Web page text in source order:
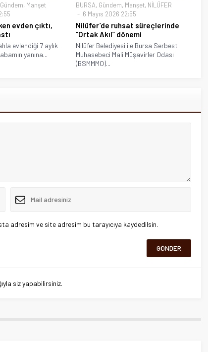
Gündem, Manşet
evden çıktı,
evlendiği 7 aylık
yanına...
BURSA, Gündem, Manşet, NİLÜFER
6 Mayıs 2026 22:55
Nilüfer’de ruhsat süreçlerinde
“Ortak Akıl” dönemi
Nilüfer Belediyesi ile Bursa Serbest
Muhasebeci Mali Müşavirler Odası
(BSMMMO)...
adresim ve site adresim bu tarayıcıya kaydedilsin.
siz yapabilirsiniz.